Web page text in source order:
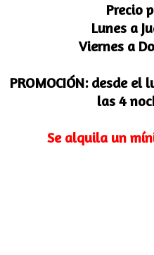
Precio
Lunes a
Viernes a
PROMOCIÓN: desde el
las 4
Se alquila un